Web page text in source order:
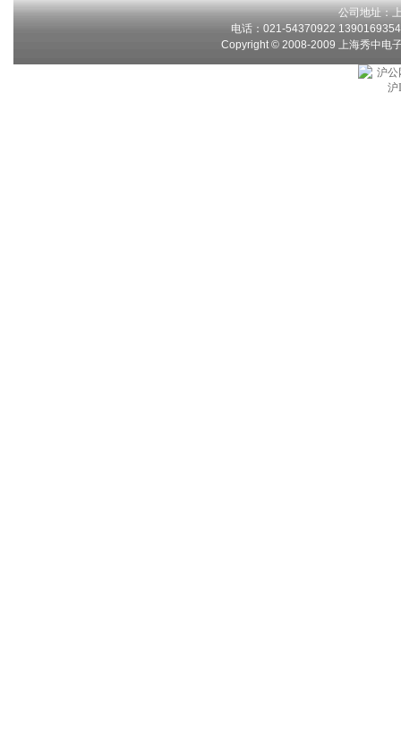
公司地址：
电话：021-54370922
Copyright © 2008-2009 上海秀中电
沪公
沪